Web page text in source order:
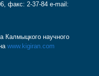
факс: 2-37-84 e-mail:
Калмыцкого научного
www.kigiran.com